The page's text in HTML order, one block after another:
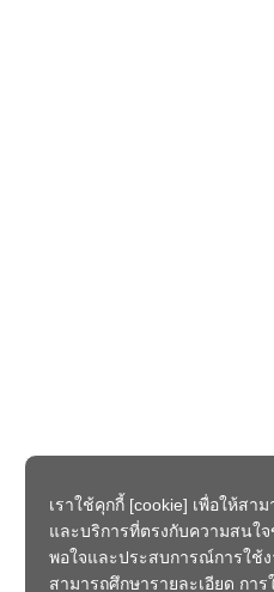
เราใช้คุกกี้ [cookie] เพื่อให้สา
และบริการที่ตรงกับความสนใ
พอใจและประสบการณ์การใช้
สามารถศึกษารายละเอียด กา